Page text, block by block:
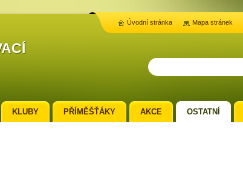
KLUBY PŘÍMĚŠŤÁKY AKCE OSTATNÍ
Úvodní stránka Mapa stránek